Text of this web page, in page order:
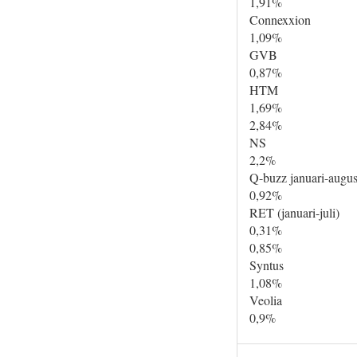
Connexxion
1,09%
GVB
0,87%
HTM
1,69%
2,84%
NS
2,2%
Q-buzz januari-
0,92%
RET (januari-juli)
0,31%
0,85%
Syntus
1,08%
Veolia
0,9%